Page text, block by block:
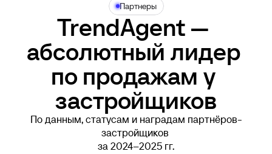
Партнеры
TrendAgent —
абсолютный лидер
по продажам у
застройщиков
По данным, статусам и наградам партнёров-
застройщиков
за 2024–2025 гг.